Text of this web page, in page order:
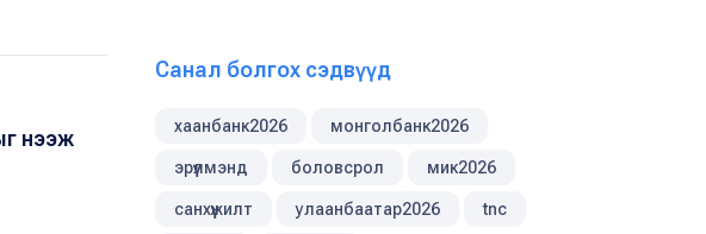
нээж
Санал болгох сэдвүүд
хаанбанк2026 монголбанк2026
эрүүлмэнд боловсрол мик2026
санхүүжилт улаанбаатар2026 tnc